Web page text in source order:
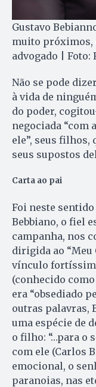
Gustavo
muito próximos,
advogado | Foto:
Não se pode
à vida de
do poder,
negociada “com
ele”, seus filhos,
seus supostos
Carta ao pai
Foi neste
Bebbiano, o fiel
campanha, nos
dirigida ao “Meu
vínculo
(conhecido
era “obsediado
outras palavras,
uma espécie de
o filho: “…para o
com ele (Carlos
emocional, o
paranoias, nas